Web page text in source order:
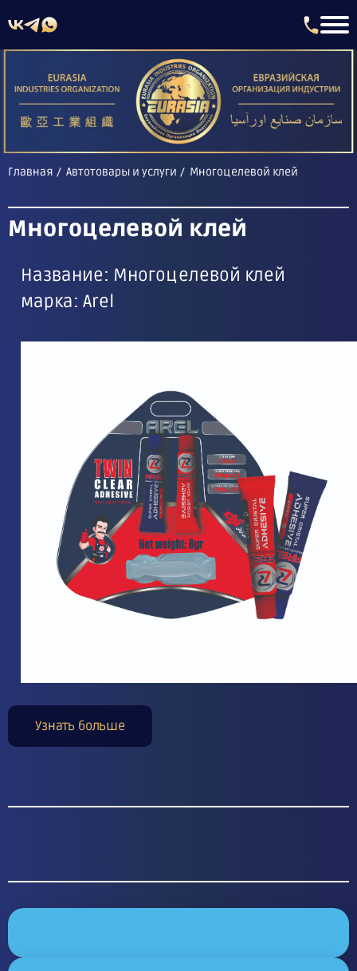
Главная Автотовары и услуги Многоцелевой клей
Многоцелевой клей
Название: Многоцелевой клей
марка: Arel
Узнать больше